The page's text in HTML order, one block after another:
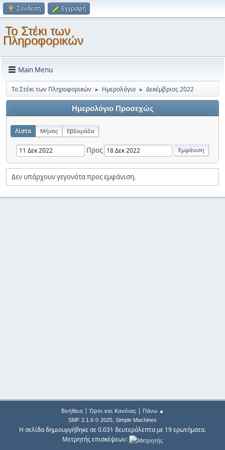
Σύνδεση Εγγραφή
Το Στέκι των
Πληροφορικών
Main Menu
Το Στέκι των Πληροφορικών ► Ημερολόγιο ► Δεκέμβριος 2022
Ημερολόγιο Προσεχώς
Λίστα Μήνας Εβδομάδα
Προς
Δεν υπάρχουν γεγονότα προς εμφάνιση.
Βοήθεια| Όροι και Κανόνες| Πάνω ▲
SMF 2.1.6 © 2025, Simple Machines
Η σελίδα δημιουργήθηκε σε 0.031 δευτερόλεπτα με 19 ερωτήματα.
Μετρητής επισκέψεων: